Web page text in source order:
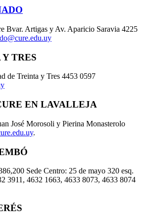
Bvar. Artigas y Av. Aparicio Saravia 4225
TRES
de Treinta y Tres 4453 0597
EN LAVALLEJA
José Morosoli y Pierina Monasterolo
.
Sede Centro: 25 de mayo 320 esq.
3911, 4632 1663, 4633 8073, 4633 8074